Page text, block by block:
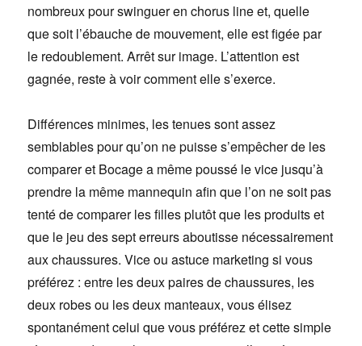
nombreux pour swinguer en chorus line et, quelle
que soit l’ébauche de mouvement, elle est figée par
le redoublement. Arrêt sur image. L’attention est
gagnée, reste à voir comment elle s’exerce.
Différences minimes, les tenues sont assez
semblables pour qu’on ne puisse s’empêcher de les
comparer et Bocage a même poussé le vice jusqu’à
prendre la même mannequin afin que l’on ne soit pas
tenté de comparer les filles plutôt que les produits et
que le jeu des sept erreurs aboutisse nécessairement
aux chaussures. Vice ou astuce marketing si vous
préférez : entre les deux paires de chaussures, les
deux robes ou les deux manteaux, vous élisez
spontanément celui que vous préférez et cette simple